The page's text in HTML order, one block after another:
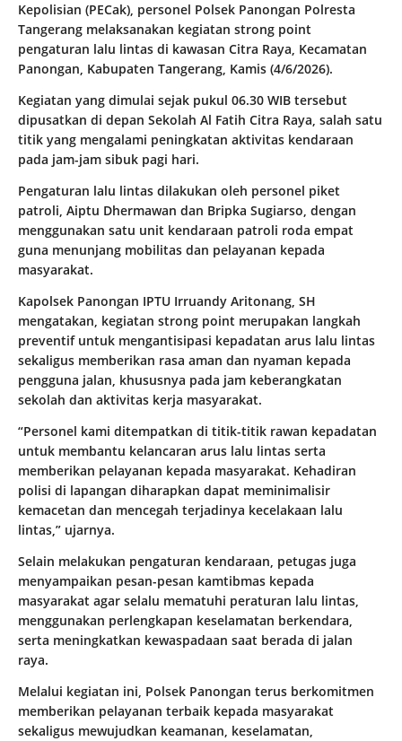
Kepolisian (PECak), personel Polsek Panongan Polresta
Tangerang melaksanakan kegiatan strong point
pengaturan lalu lintas di kawasan Citra Raya, Kecamatan
Panongan, Kabupaten Tangerang, Kamis (4/6/2026).
Kegiatan yang dimulai sejak pukul 06.30 WIB tersebut
dipusatkan di depan Sekolah Al Fatih Citra Raya, salah satu
titik yang mengalami peningkatan aktivitas kendaraan
pada jam-jam sibuk pagi hari.
Pengaturan lalu lintas dilakukan oleh personel piket
patroli, Aiptu Dhermawan dan Bripka Sugiarso, dengan
menggunakan satu unit kendaraan patroli roda empat
guna menunjang mobilitas dan pelayanan kepada
masyarakat.
Kapolsek Panongan IPTU Irruandy Aritonang, SH
mengatakan, kegiatan strong point merupakan langkah
preventif untuk mengantisipasi kepadatan arus lalu lintas
sekaligus memberikan rasa aman dan nyaman kepada
pengguna jalan, khususnya pada jam keberangkatan
sekolah dan aktivitas kerja masyarakat.
“Personel kami ditempatkan di titik-titik rawan kepadatan
untuk membantu kelancaran arus lalu lintas serta
memberikan pelayanan kepada masyarakat. Kehadiran
polisi di lapangan diharapkan dapat meminimalisir
kemacetan dan mencegah terjadinya kecelakaan lalu
lintas,” ujarnya.
Selain melakukan pengaturan kendaraan, petugas juga
menyampaikan pesan-pesan kamtibmas kepada
masyarakat agar selalu mematuhi peraturan lalu lintas,
menggunakan perlengkapan keselamatan berkendara,
serta meningkatkan kewaspadaan saat berada di jalan
raya.
Melalui kegiatan ini, Polsek Panongan terus berkomitmen
memberikan pelayanan terbaik kepada masyarakat
sekaligus mewujudkan keamanan, keselamatan,